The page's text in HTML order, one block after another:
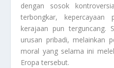
dengan sosok
terbongkar, kepercayaan
kerajaan pun terguncang.
urusan pribadi, melainkan
moral yang selama ini
Eropa tersebut.